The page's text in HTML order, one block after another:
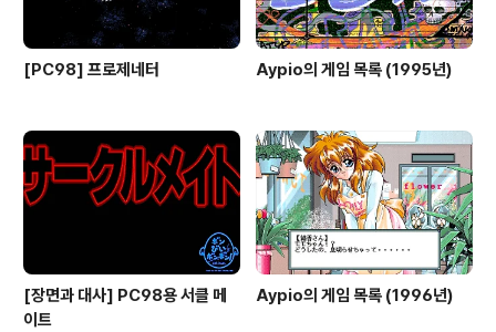
[PC98] 프로제네터 Aypio의 게임 목록 (1995년)
[장면과 대사] PC98용 서클 메
이트
Aypio의 게임 목록 (1996년)